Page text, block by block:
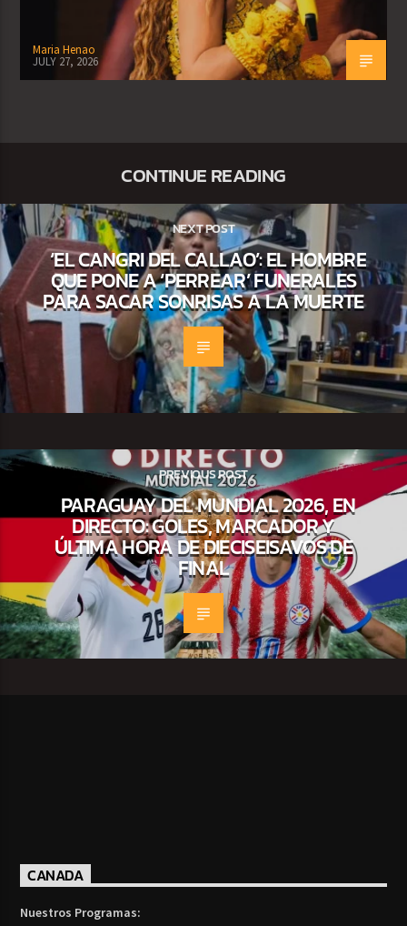
Maria Henao
JULY 27, 2026
CONTINUE READING
NEXT POST
‘EL CANGRI DEL CALLAO’: EL HOMBRE
QUE PONE A ‘PERREAR’ FUNERALES
PARA SACAR SONRISAS A LA MUERTE
PREVIOUS POST
PARAGUAY DEL MUNDIAL 2026, EN
DIRECTO: GOLES, MARCADOR Y
ÚLTIMA HORA DE DIECISEISAVOS DE
FINAL
CANADA
Nuestros Programas: